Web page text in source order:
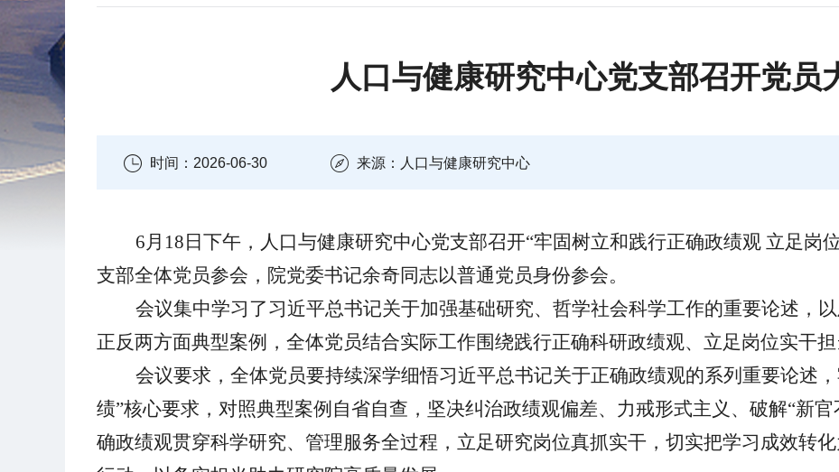
人口与健康研究中心党支部召开党员
时间：2026-06-30 来源：人口与健康研究中心
6月18日下午，人口与健康研究中心党支部召开“牢固树立和践行正确政绩观 立足岗
支部全体党员参会，院党委书记余奇同志以普通党员身份参会。
会议集中学习了习近平总书记关于加强基础研究、哲学社会科学工作的重要论述，
正反两方面典型案例，全体党员结合实际工作围绕践行正确科研政绩观、立足岗位实干担
会议要求，全体党员要持续深学细悟习近平总书记关于正确政绩观的系列重要论述
绩”核心要求，对照典型案例自省自查，坚决纠治政绩观偏差、力戒形式主义、破解“新
确政绩观贯穿科学研究、管理服务全过程，立足研究岗位真抓实干，切实把学习成效转